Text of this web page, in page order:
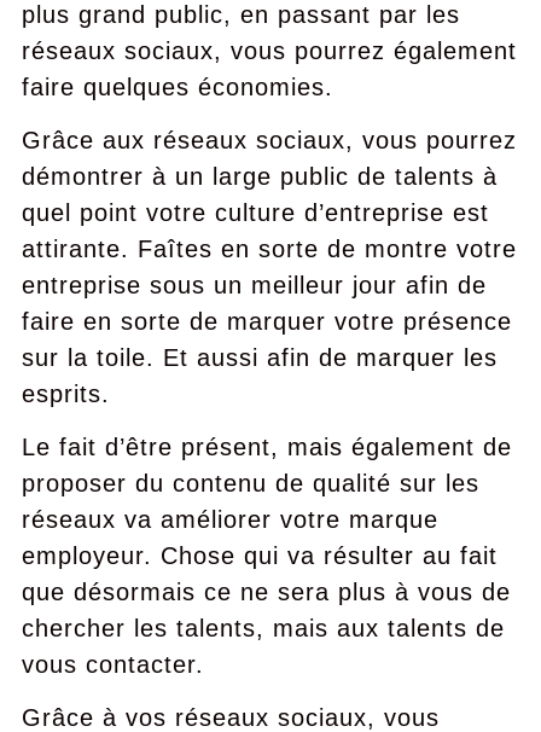
plus grand public, en passant par les
réseaux sociaux, vous pourrez également
faire quelques économies.
Grâce aux réseaux sociaux, vous pourrez
démontrer à un large public de talents à
quel point votre culture d’entreprise est
attirante. Faîtes en sorte de montre votre
entreprise sous un meilleur jour afin de
faire en sorte de marquer votre présence
sur la toile. Et aussi afin de marquer les
esprits.
Le fait d’être présent, mais également de
proposer du contenu de qualité sur les
réseaux va améliorer votre marque
employeur. Chose qui va résulter au fait
que désormais ce ne sera plus à vous de
chercher les talents, mais aux talents de
vous contacter.
Grâce à vos réseaux sociaux, vous